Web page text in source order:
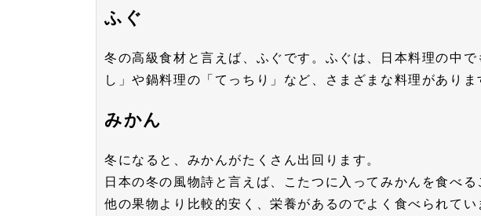
ふぐ
冬の高級食材と言えば、ふぐです。ふぐは、日本料理の中
し」や鍋料理の「てっちり」など、さまざまな料理がありま
みかん
冬になると、みかんがたくさん出回ります。
日本の冬の風物詩と言えば、こたつに入ってみかんを食べる
他の果物より比較的安く、栄養があるのでよく食べられてい